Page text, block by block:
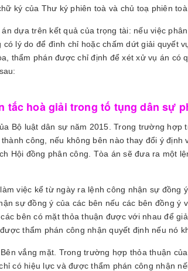
ký của Thư ký phiên toà và chủ toạ phiên toà
dựa trên kết quả của trọng tài: nếu việc
có lý do để đình chỉ hoặc chấm dứt giải quyết
thẩm phán được chỉ định để xét xử vụ án có
tắc hoà giải trong tố tụng dân sự
Bộ luật dân sự năm 2015. Trong trường
công, nếu không bên nào thay đổi ý
Hội đồng phân công. Tòa án sẽ đưa ra một
việc kể từ ngày ra lệnh công nhận sự
sự đồng ý của các bên nếu các bên đồng ý
bên có mặt thỏa thuận được với nhau để
thẩm phán công nhận quyết định nếu nó
vắng mặt. Trong trường hợp thỏa thuận
có hiệu lực và được thẩm phán công nhận